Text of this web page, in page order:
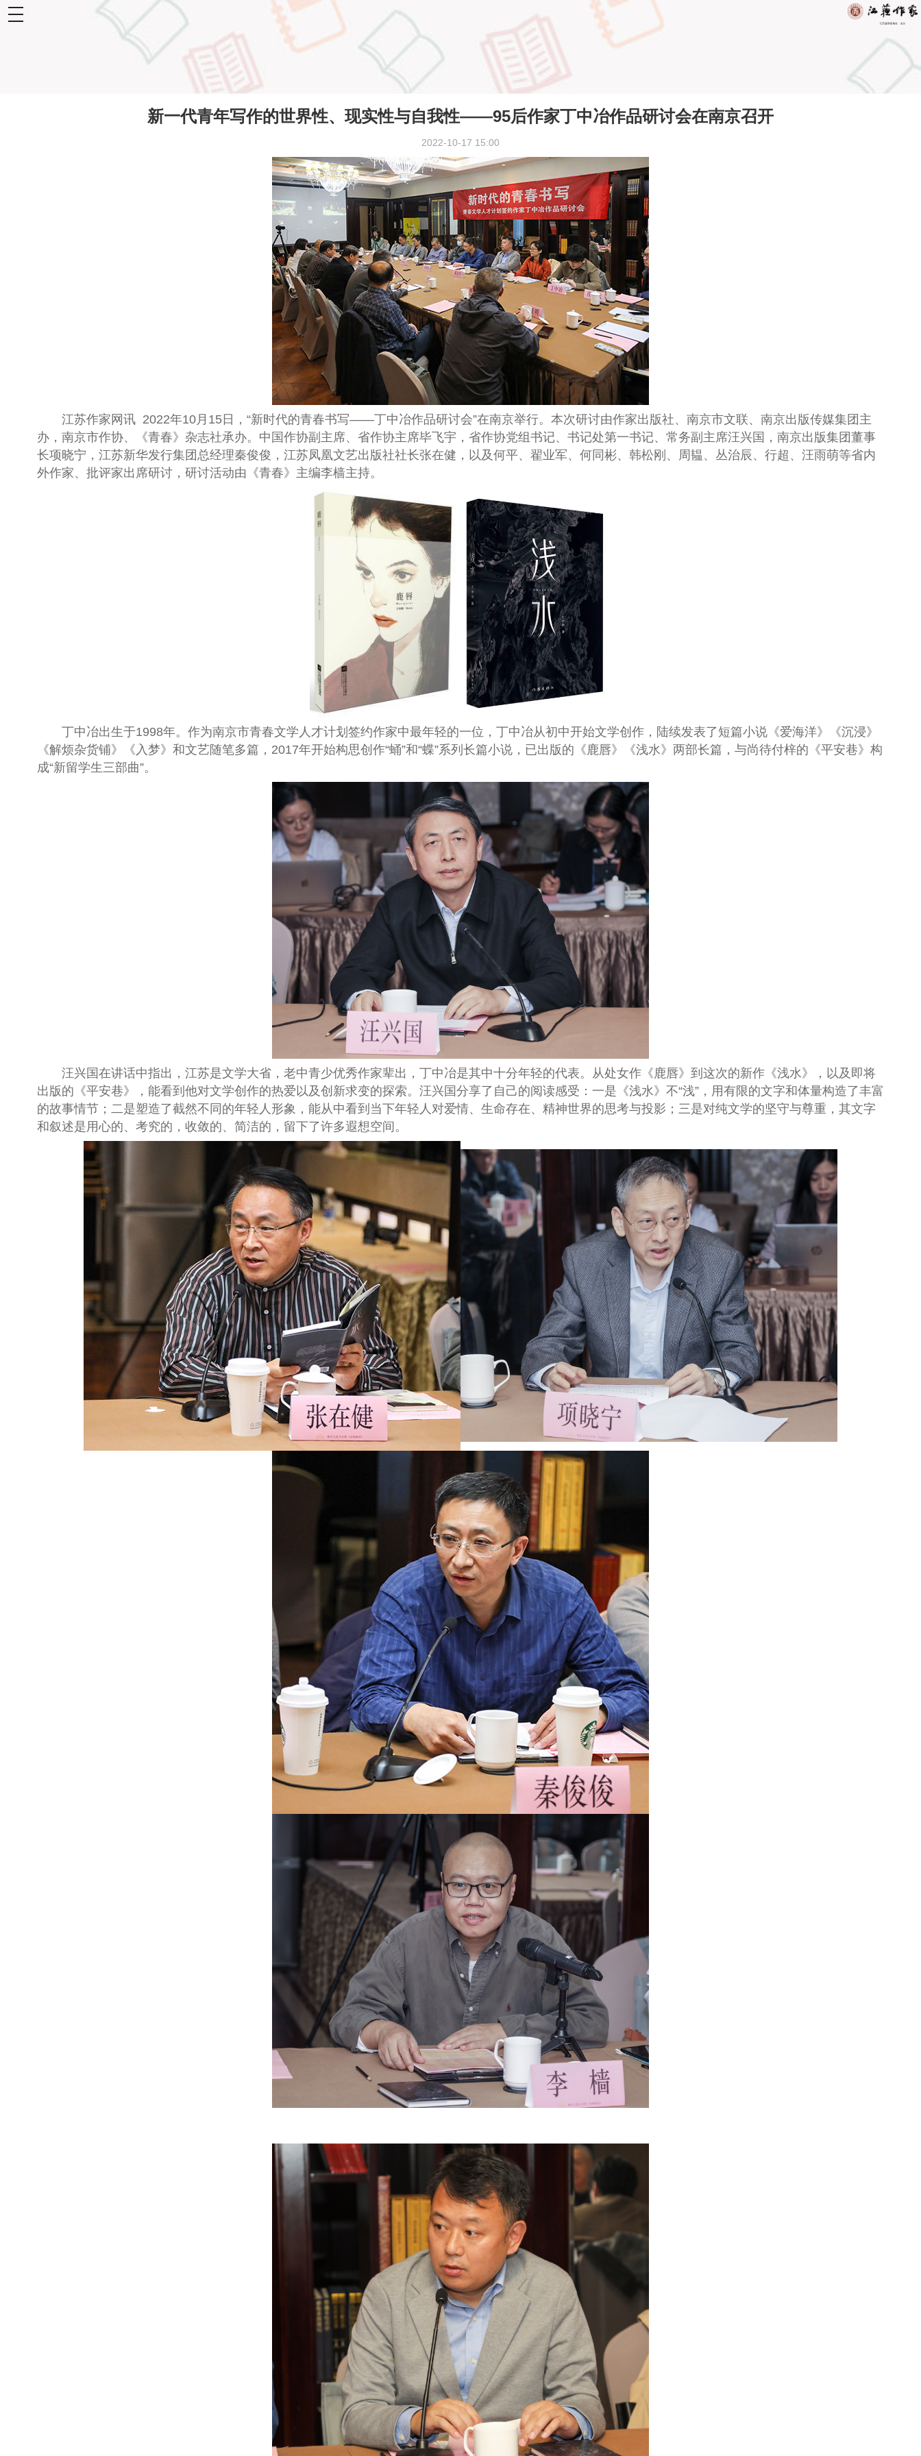
toggle
新一代青年写作的世界性、现实性与自我性——95后作家丁中冶作品研讨会在南京召开
2022-10-17 15:00
江苏作家网讯 2022年10月15日，“新时代的青春书写——丁中冶作品研讨会”在南京举行。本次研讨由作家出版社、南京市文联、南京出版传媒集团主
办，南京市作协、《青春》杂志社承办。中国作协副主席、省作协主席毕飞宇，省作协党组书记、书记处第一书记、常务副主席汪兴国，南京出版集团董事
长项晓宁，江苏新华发行集团总经理秦俊俊，江苏凤凰文艺出版社社长张在健，以及何平、翟业军、何同彬、韩松刚、
周韫、丛治辰、行超、汪雨萌等省内
外作家、批评家出席研讨，研讨活动由《青春》主编李樯主持。
丁中冶出生于1998年。作为南京市青春文学人才计划签约作家中最年轻的一位，丁中冶从初中开始文学创作，陆续发表了短篇小说《爱海洋》《沉浸》
《解烦杂货铺》《入梦》和文艺随笔多篇，2017年开始构思创作“蛹”和“蝶”系列长篇小说，已出版的《鹿唇》《浅水》两部长篇，与尚待付梓的《平安巷》构
成“新留学生三部曲”。
汪兴国在讲话中指出，江苏是文学大省，老中青少优秀作家辈出，丁中冶是其中十分年轻的代表。从处女作《鹿唇》到这次的新作《浅水》，以及即将
出版的《平安巷》，能看到他对文学创作的热爱以及创新求变的探索。汪兴国分享了自己的阅读感受：一是《浅水》不“浅”，用有限的文字和体量构造了丰富
的故事情节；二是塑造了截然不同的年轻人形象，能从中看到当下年轻人对爱情、生命存在、精神世界的思考与投影；三是对纯文学的坚守与尊重，其文字
和叙述是用心的、考究的，收敛的、简洁的，留下了许多遐想空间。